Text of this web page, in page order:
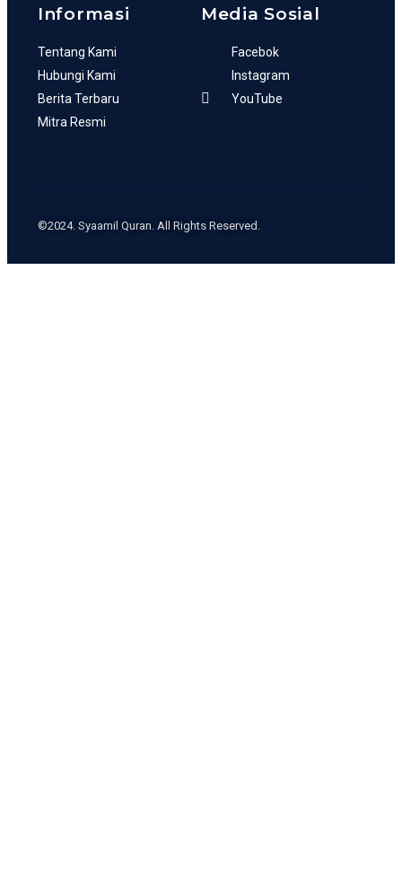
Informasi
Tentang Kami
Hubungi Kami
Berita Terbaru
Mitra Resmi
Media Sosial
Facebok
Instagram
YouTube
©2024. Syaamil Quran. All Rights Reserved.